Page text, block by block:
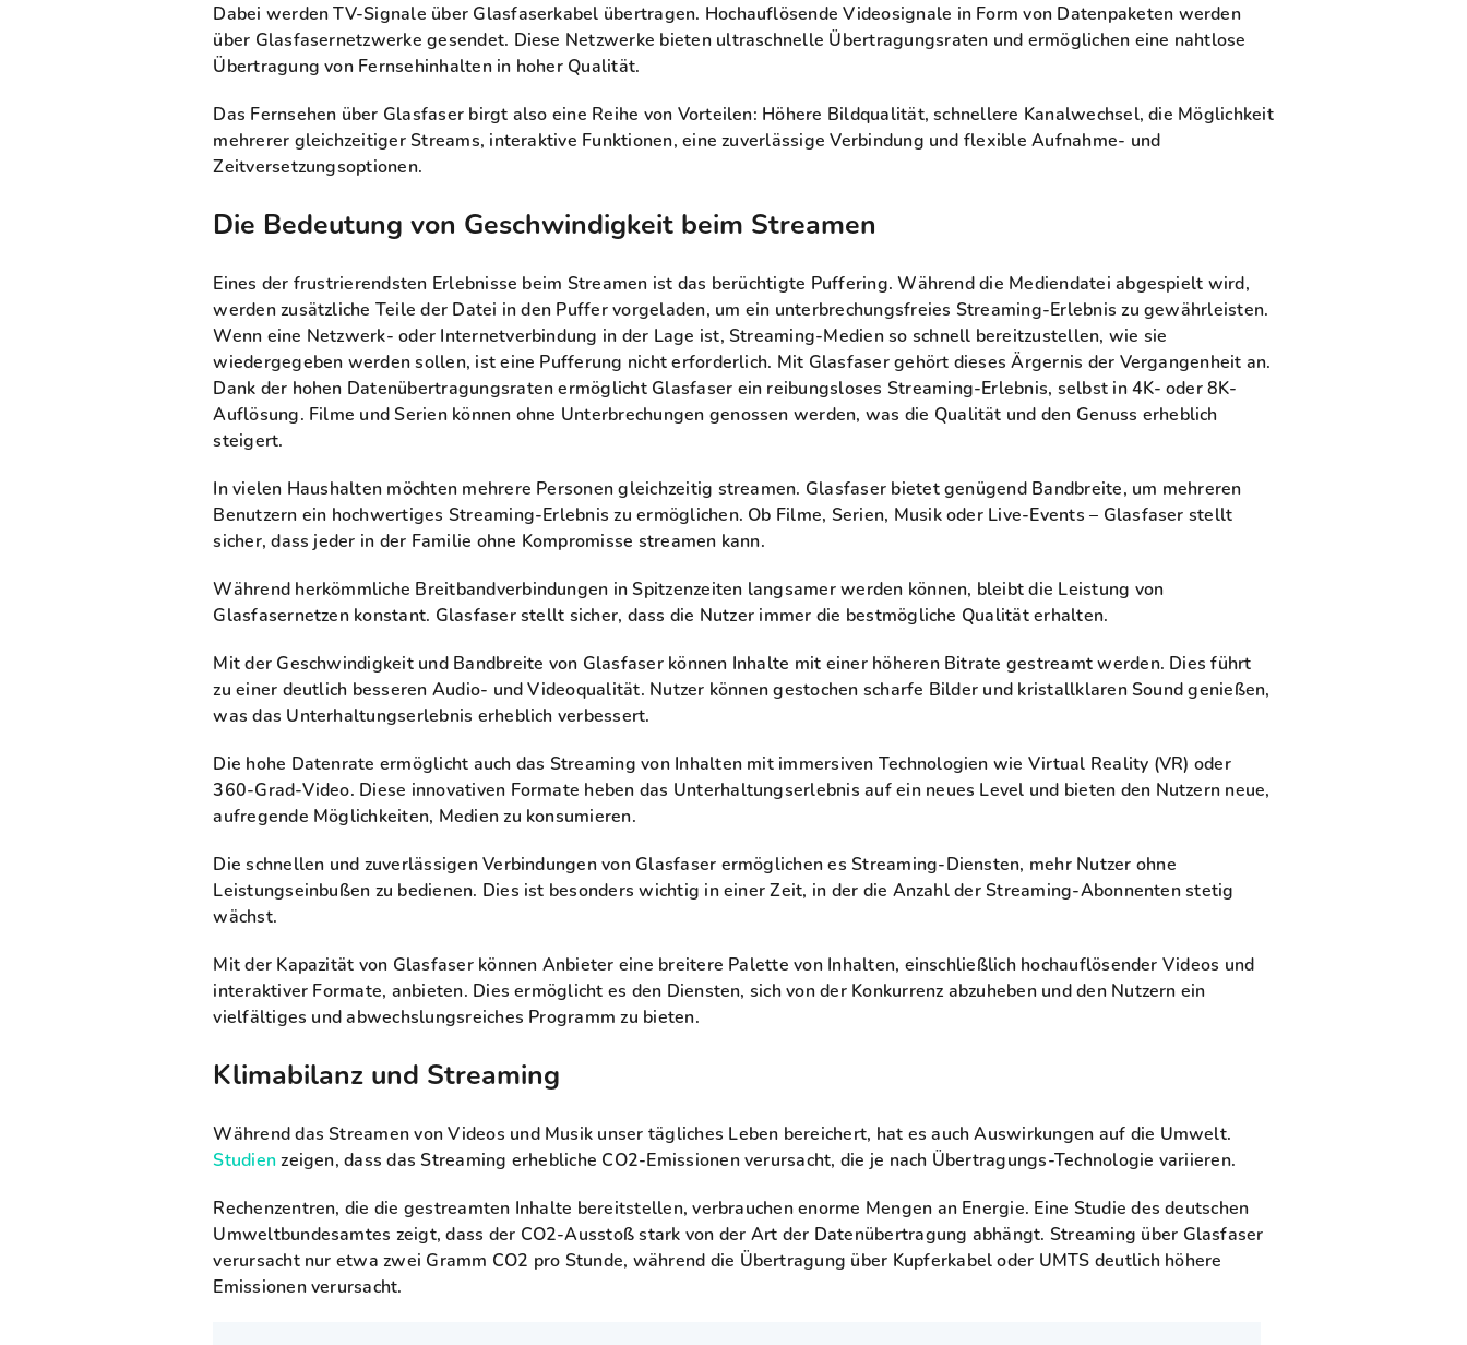
Dabei werden TV-Signale über Glasfaserkabel übertragen. Hochauflösende Videosignale in Form von Datenpaketen werden
über Glasfasernetzwerke gesendet. Diese Netzwerke bieten ultraschnelle Übertragungsraten und ermöglichen eine nahtlose
Übertragung von Fernsehinhalten in hoher Qualität.
Das Fernsehen über Glasfaser birgt also eine Reihe von Vorteilen: Höhere Bildqualität, schnellere Kanalwechsel, die Möglichkeit
mehrerer gleichzeitiger Streams, interaktive Funktionen, eine zuverlässige Verbindung und flexible Aufnahme- und
Zeitversetzungsoptionen.
Die Bedeutung von Geschwindigkeit beim Streamen
Eines der frustrierendsten Erlebnisse beim Streamen ist das berüchtigte Puffering. Während die Mediendatei abgespielt wird,
werden zusätzliche Teile der Datei in den Puffer vorgeladen, um ein unterbrechungsfreies Streaming-Erlebnis zu gewährleisten.
Wenn eine Netzwerk- oder Internetverbindung in der Lage ist, Streaming-Medien so schnell bereitzustellen, wie sie
wiedergegeben werden sollen, ist eine Pufferung nicht erforderlich. Mit Glasfaser gehört dieses Ärgernis der Vergangenheit an.
Dank der hohen Datenübertragungsraten ermöglicht Glasfaser ein reibungsloses Streaming-Erlebnis, selbst in 4K- oder 8K-
Auflösung. Filme und Serien können ohne Unterbrechungen genossen werden, was die Qualität und den Genuss erheblich
steigert.
In vielen Haushalten möchten mehrere Personen gleichzeitig streamen. Glasfaser bietet genügend Bandbreite, um mehreren
Benutzern ein hochwertiges Streaming-Erlebnis zu ermöglichen. Ob Filme, Serien, Musik oder Live-Events – Glasfaser stellt
sicher, dass jeder in der Familie ohne Kompromisse streamen kann.
Während herkömmliche Breitbandverbindungen in Spitzenzeiten langsamer werden können, bleibt die Leistung von
Glasfasernetzen konstant. Glasfaser stellt sicher, dass die Nutzer immer die bestmögliche Qualität erhalten.
Mit der Geschwindigkeit und Bandbreite von Glasfaser können Inhalte mit einer höheren Bitrate gestreamt werden. Dies führt
zu einer deutlich besseren Audio- und Videoqualität. Nutzer können gestochen scharfe Bilder und kristallklaren Sound genießen,
was das Unterhaltungserlebnis erheblich verbessert.
Die hohe Datenrate ermöglicht auch das Streaming von Inhalten mit immersiven Technologien wie Virtual Reality (VR) oder
360-Grad-Video. Diese innovativen Formate heben das Unterhaltungserlebnis auf ein neues Level und bieten den Nutzern neue,
aufregende Möglichkeiten, Medien zu konsumieren.
Die schnellen und zuverlässigen Verbindungen von Glasfaser ermöglichen es Streaming-Diensten, mehr Nutzer ohne
Leistungseinbußen zu bedienen. Dies ist besonders wichtig in einer Zeit, in der die Anzahl der Streaming-Abonnenten stetig
wächst.
Mit der Kapazität von Glasfaser können Anbieter eine breitere Palette von Inhalten, einschließlich hochauflösender Videos und
interaktiver Formate, anbieten. Dies ermöglicht es den Diensten, sich von der Konkurrenz abzuheben und den Nutzern ein
vielfältiges und abwechslungsreiches Programm zu bieten.
Klimabilanz und Streaming
Während das Streamen von Videos und Musik unser tägliches Leben bereichert, hat es auch Auswirkungen auf die Umwelt.
Studienzeigen, dass das Streaming erhebliche CO2-Emissionen verursacht, die je nach Übertragungs-Technologie variieren.
Rechenzentren, die die gestreamten Inhalte bereitstellen, verbrauchen enorme Mengen an Energie. Eine Studie des deutschen
Umweltbundesamtes zeigt, dass der CO2-Ausstoß stark von der Art der Datenübertragung abhängt. Streaming über Glasfaser
verursacht nur etwa zwei Gramm CO2 pro Stunde, während die Übertragung über Kupferkabel oder UMTS deutlich höhere
Emissionen verursacht.